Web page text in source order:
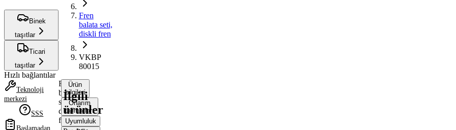
Binek
taşıtlar
Ticari
taşıtlar
Hızlı bağlantılar
Teknoloji
merkezi
SSS
Başlamadan
Fren
balata seti,
diskli fren
VKBP
80015
Fren
balata
seti,
diskli
fren
Ürün
bilgileri
Onarım
talimatları
Uyumluluk
İlgili
ürünler